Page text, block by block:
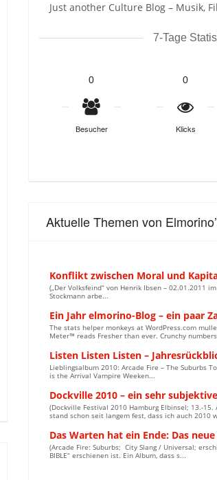
Just another Culture Blog – Musik,
7-Tage
0
Besucher
0
Klicks
Aktuelle Themen von
Konflikt zwischen Moral und
(„Der Volksfeind“ von Henrik Ibsen – 02.01.2011
Stockmann arbe...
Ein Jahr elmorino-Blog – ein paar
The stats helper monkeys at WordPress.com
Meter™ reads Fresher than ever. Crunchy
Listen Listen Listen –
Lieblingsalbum 2010: Arcade Fire – The Suburbs
is the Arrival Vampire Weeken...
Dockville 2010 – ein sehr
(Dockville Festival 2010 Hamburg Elbinsel; 13.-
stand schon seit langem fest, dass ich auch 2010
Das Warten hat ein Ende: Das neue
(Arcade Fire: Suburbs; City Slang / Universal;
BIBLE“ erschienen ist. Ein Album, dass s...